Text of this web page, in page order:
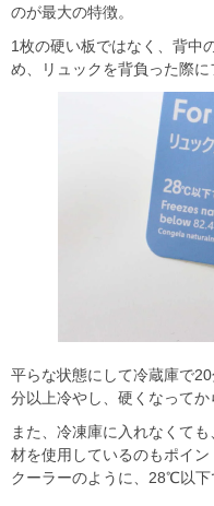
のが最大の特徴。
1枚の硬い板ではなく、背中
め、リュックを背負った際に
平らな状態にして冷蔵庫で
分以上冷やし、硬くなってか
また、冷凍庫に入れなくて
材を使用しているのもポイ
クーラーのように、28℃以下